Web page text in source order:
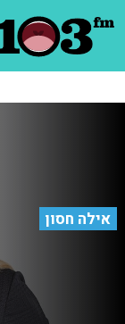
אילה חסון